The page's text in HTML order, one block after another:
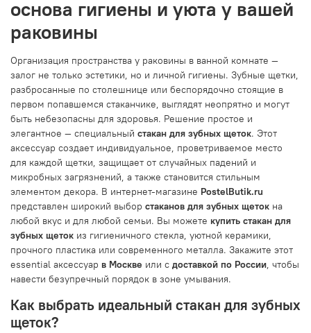
основа гигиены и уюта у вашей
раковины
Организация пространства у раковины в ванной комнате —
залог не только эстетики, но и личной гигиены. Зубные щетки,
разбросанные по столешнице или беспорядочно стоящие в
первом попавшемся стаканчике, выглядят неопрятно и могут
быть небезопасны для здоровья. Решение простое и
элегантное — специальный стакан для зубных щеток. Этот
аксессуар создает индивидуальное, проветриваемое место
для каждой щетки, защищает от случайных падений и
микробных загрязнений, а также становится стильным
элементом декора. В интернет-магазине PostelButik.ru
представлен широкий выбор стаканов для зубных щеток на
любой вкус и для любой семьи. Вы можете купить стакан для
зубных щеток из гигиеничного стекла, уютной керамики,
прочного пластика или современного металла. Закажите этот
essential аксессуар в Москве или с доставкой по России, чтобы
навести безупречный порядок в зоне умывания.
Как выбрать идеальный стакан для зубных
щеток?